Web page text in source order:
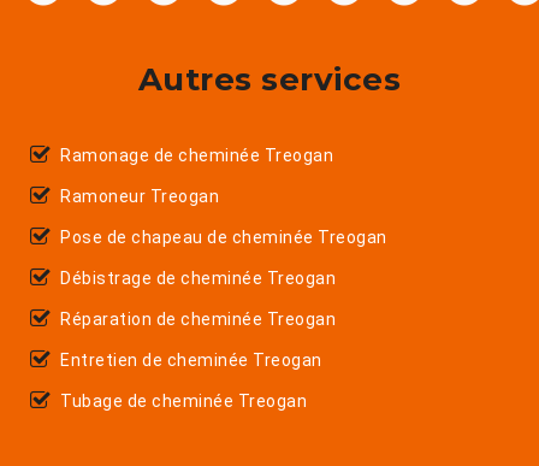
Autres services
Ramonage de cheminée Treogan
Ramoneur Treogan
Pose de chapeau de cheminée Treogan
Débistrage de cheminée Treogan
Réparation de cheminée Treogan
Entretien de cheminée Treogan
Tubage de cheminée Treogan